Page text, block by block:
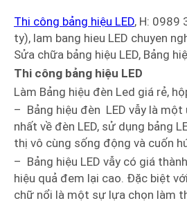
Thi công bảng hiệu LED, H: 0989
ty), lam bang hieu LED chuyen
Sửa chữa bảng hiệu LED, Bảng
Thi công bảng hiệu LED
Làm Bảng hiệu đèn Led giá rẻ,
– Bảng hiệu đèn LED vẫy là một
nhất về đèn LED, sử dụng bảng
thị vô cùng sống động và cuốn
– Bảng hiệu LED vẫy có giá
hiệu quả đem lại cao. Đặc biệt
chữ nổi là một sự lựa chọn làm